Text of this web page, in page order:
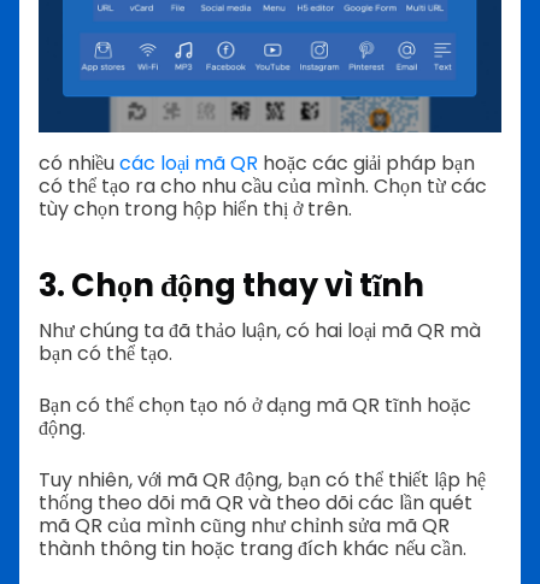
có nhiềucác loại mã QR hoặc các giải pháp bạn
có thể tạo ra cho nhu cầu của mình. Chọn từ các
tùy chọn trong hộp hiển thị ở trên.
3. Chọn động thay vì tĩnh
Như chúng ta đã thảo luận, có hai loại mã QR mà
bạn có thể tạo.
Bạn có thể chọn tạo nó ở dạng mã QR tĩnh hoặc
động.
Tuy nhiên, với mã QR động, bạn có thể thiết lập hệ
thống theo dõi mã QR và theo dõi các lần quét
mã QR của mình cũng như chỉnh sửa mã QR
thành thông tin hoặc trang đích khác nếu cần.